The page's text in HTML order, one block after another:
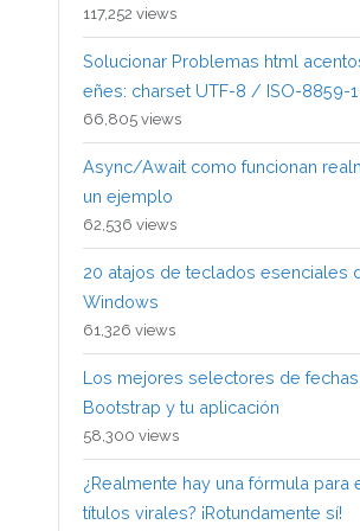
117,252 views
Solucionar Problemas html
eñes: charset UTF-8 / ISO-8859-1
66,805 views
Async/Await como funcionan
un ejemplo
62,536 views
20 atajos de teclados esenciales
Windows
61,326 views
Los mejores selectores de
Bootstrap y tu aplicación
58,300 views
¿Realmente hay una fórmula para
títulos virales? ¡Rotundamente sí!